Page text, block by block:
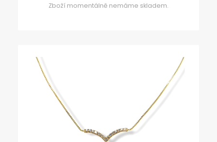
Zboží momentálně nemáme skladem.